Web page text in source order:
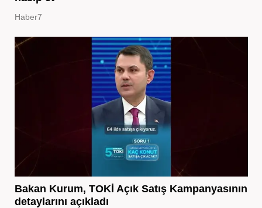
Haber7
Bakan Kurum, TOKİ Açık Satış Kampanyasının
detaylarını açıkladı